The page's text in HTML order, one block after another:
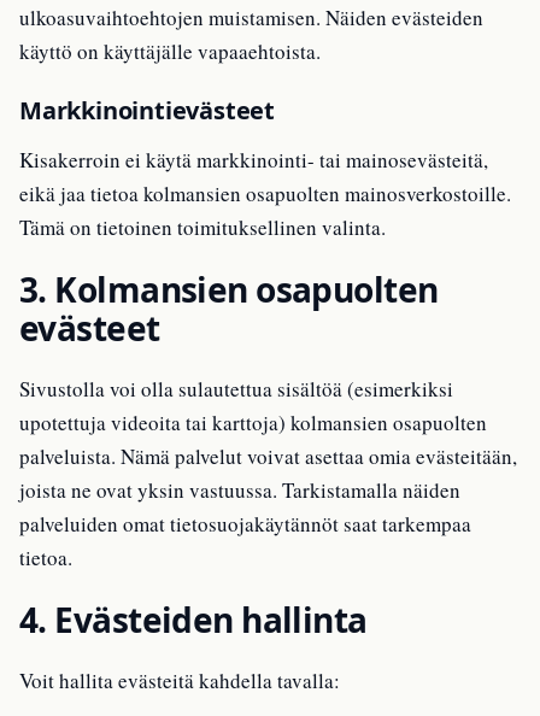
ulkoasuvaihtoehtojen muistamisen. Näiden evästeiden
käyttö on käyttäjälle vapaaehtoista.
Markkinointievästeet
Kisakerroin ei käytä markkinointi- tai mainosevästeitä,
eikä jaa tietoa kolmansien osapuolten mainosverkostoille.
Tämä on tietoinen toimituksellinen valinta.
3. Kolmansien osapuolten
evästeet
Sivustolla voi olla sulautettua sisältöä (esimerkiksi
upotettuja videoita tai karttoja) kolmansien osapuolten
palveluista. Nämä palvelut voivat asettaa omia evästeitään,
joista ne ovat yksin vastuussa. Tarkistamalla näiden
palveluiden omat tietosuojakäytännöt saat tarkempaa
tietoa.
4. Evästeiden hallinta
Voit hallita evästeitä kahdella tavalla: